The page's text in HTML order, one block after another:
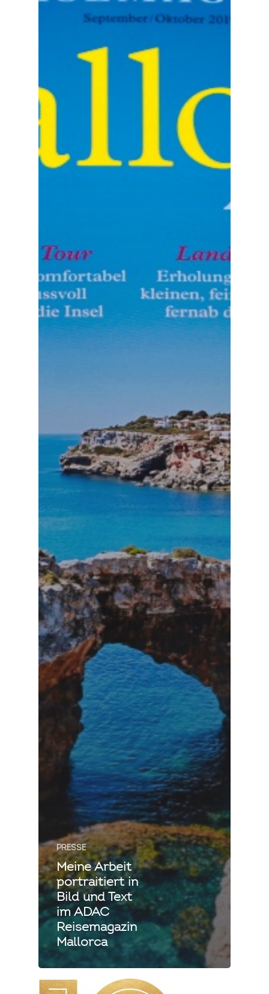
PRESSE
Meine Arbeit
portraitiert in
Bild und Text
im ADAC
Reisemagazin
Mallorca